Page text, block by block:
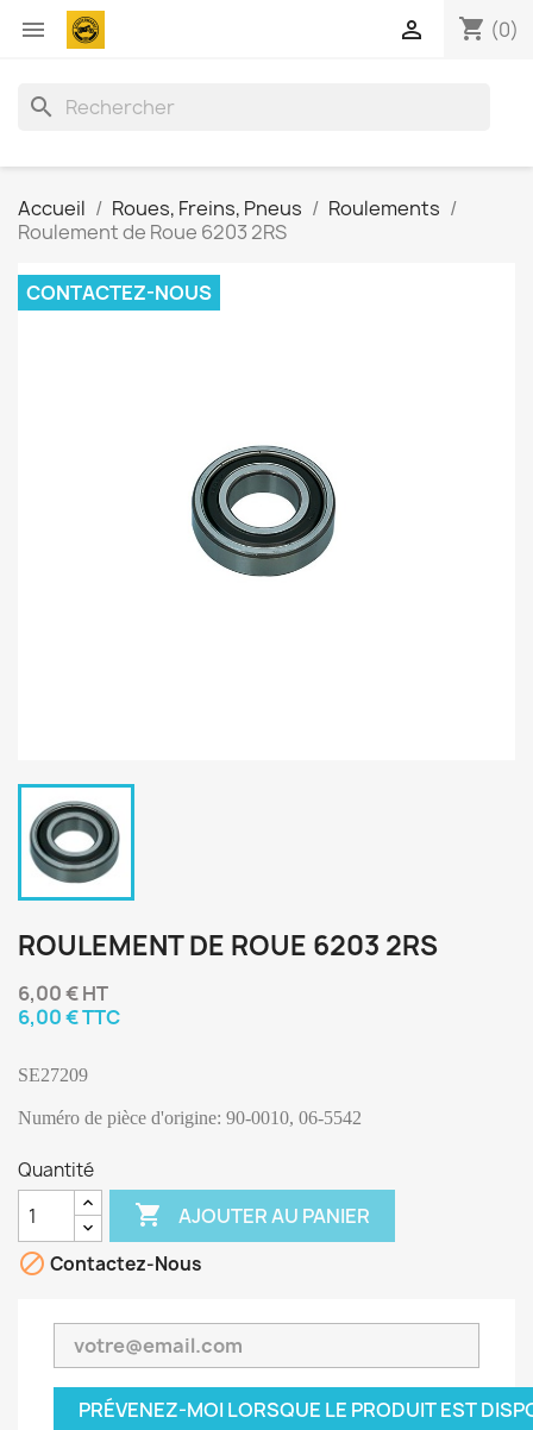
 shopping_cart (0)

search
Accueil Roues, Freins, Pneus
Roulements
Roulement de Roue 6203 2RS
CONTACTEZ-NOUS
ROULEMENT DE ROUE 6203 2RS
6,00 € HT
6,00 € TTC
SE27209
Numéro de pièce d'origine: 90-0010, 06-5542
Quantité
 AJOUTER AU PANIER
 Contactez-Nous
PRÉVENEZ-MOI LORSQUE LE PRODUIT EST